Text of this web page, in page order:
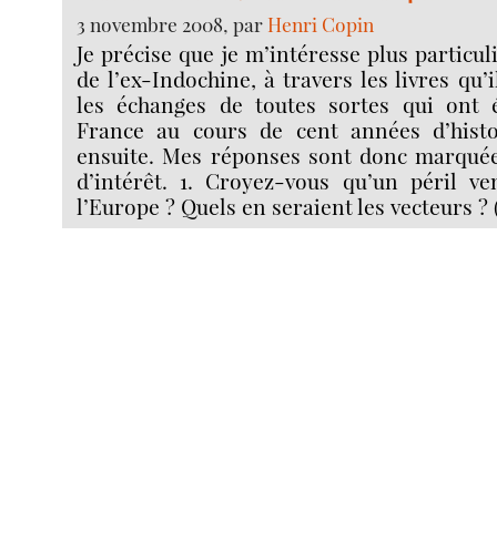
3 novembre 2008, parHenri Copin
Je précise que je m’intéresse plus
de l’ex-Indochine, à travers les livres
les échanges de toutes sortes qui ont
France au cours de cent années
ensuite. Mes réponses sont donc
d’intérêt. 1. Croyez-vous qu’un péril
l’Europe ? Quels en seraient les vecteurs